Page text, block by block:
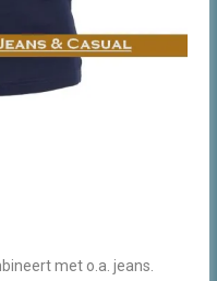
met o.a. jeans.